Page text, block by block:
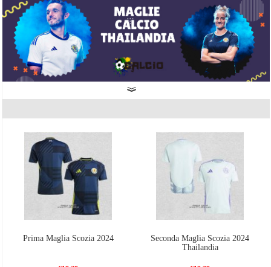
La squadra di calcio Scozia è gestita dalla Scottish Football Association ed è un'altra grande
adidas, che ha utilizzato umbro, fila e diadora.
Venditamaglie calcio thailandia,maglia nazionale calcio Mondiali 2022, tute squadre
calcio poco prezzo | creare la maglie calcio personalizzate.Superare 99 euros libero spedizione,
Aspettarsi la vostra scelta!
Prima Maglia Scozia 2024
Seconda Maglia Scozia 2024
Thailandia